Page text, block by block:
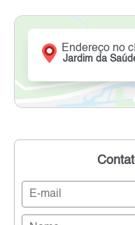
Endereço no
Jardim da